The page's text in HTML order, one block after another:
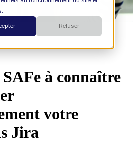
Refuser
à connaître
votre
Jira